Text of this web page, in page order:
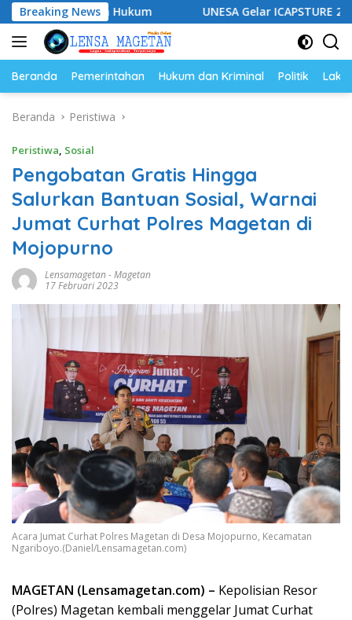
Langsung
ke
konten
Breaking News
Hukum UNESA Gelar ICAPSTURE 2026 di
Beranda Pemerintahan Hukum dan Kriminal Politik
Beranda Peristiwa
Peristiwa, Sosial
Pengobatan Gratis Hingga
Salurkan Bantuan Sosial, Warnai
Jumat Curhat Polres Magetan di
Mojopurno
Lensamagetan-Magetan
17 Februari 2023
Acara Jumat Curhat Polres Magetan di Desa Mojopurno, Kecamatan
Ngariboyo.(Daniel/Lensamagetan.com)
MAGETAN (Lensamagetan.com) – Kepolisian Resor
(Polres) Magetan kembali menggelar Jumat Curhat